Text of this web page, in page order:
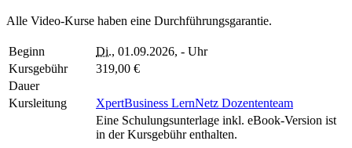
Alle Video-Kurse haben eine Durchführungsgarantie.
Beginn Di., 01.09.2026, - Uhr
Kursgebühr
319,00 €
Dauer
Kursleitung
XpertBusiness LernNetz Dozententeam
Eine Schulungsunterlage inkl. eBook-Version ist
in der Kursgebühr enthalten.